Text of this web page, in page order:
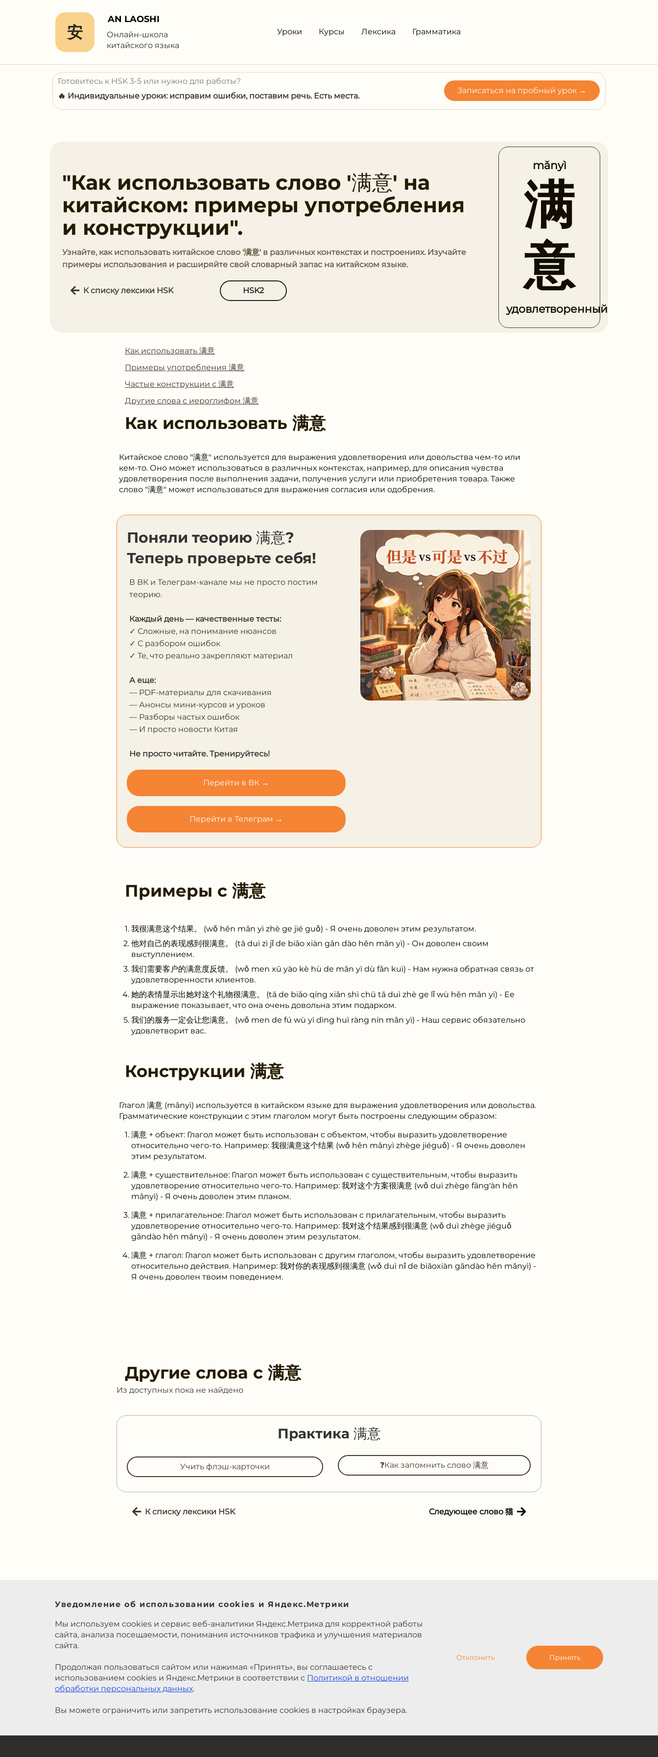
安
AN LAOSHI
Онлайн-школа
китайского языка
Уроки Курсы Лексика Грамматика
Готовитесь к HSK 3-5 или нужно для работы?
🔥 Индивидуальные уроки: исправим ошибки, поставим речь. Есть места.
Записаться на пробный урок →
"Как использовать слово '满意' на
китайском: примеры употребления
и конструкции".
Узнайте, как использовать китайское слово '满意' в различных контекстах и построениях. Изучайте
примеры использования и расширяйте свой словарный запас на китайском языке.
К списку лексики HSK HSK2
mǎnyì
满
意
удовлетворенный
Как использовать 满意
Примеры употребления 满意
Частые конструкции с 满意
Другие слова с иероглифом 满意
Как использовать 满意
Китайское слово "满意" используется для выражения удовлетворения или довольства чем-то или
кем-то. Оно может использоваться в различных контекстах, например, для описания чувства
удовлетворения после выполнения задачи, получения услуги или приобретения товара. Также
слово "满意" может использоваться для выражения согласия или одобрения.
Поняли теорию 满意?
Теперь проверьте себя!
В ВК и Телеграм-канале мы не просто постим
теорию.
Каждый день — качественные тесты:
✓ Сложные, на понимание нюансов
✓ С разбором ошибок
✓ Те, что реально закрепляют материал
А еще:
— PDF-материалы для скачивания
— Анонсы мини-курсов и уроков
— Разборы частых ошибок
— И просто новости Китая
Не просто читайте. Тренируйтесь!
Перейти в ВК →
Перейти в Телеграм →
Примеры с 满意
我很满意这个结果。 (wǒ hěn mǎn yì zhè ge jié guǒ) - Я очень доволен этим результатом.
他对自己的表现感到很满意。 (tā duì zì jǐ de biǎo xiàn gǎn dào hěn mǎn yì) - Он доволен своим
выступлением.
我们需要客户的满意度反馈。 (wǒ men xū yào kè hù de mǎn yì dù fǎn kuì) - Нам нужна обратная связь от
удовлетворенности клиентов.
她的表情显示出她对这个礼物很满意。 (tā de biǎo qíng xiǎn shì chū tā duì zhè ge lǐ wù hěn mǎn yì) - Ее
выражение показывает, что она очень довольна этим подарком.
我们的服务一定会让您满意。 (wǒ men de fú wù yī dìng huì ràng nín mǎn yì) - Наш сервис обязательно
удовлетворит вас.
Конструкции 满意
Глагол 满意 (mǎnyì) используется в китайском языке для выражения удовлетворения или довольства.
Грамматические конструкции с этим глаголом могут быть построены следующим образом:
满意 + объект: Глагол может быть использован с объектом, чтобы выразить удовлетворение
относительно чего-то. Например: 我很满意这个结果 (wǒ hěn mǎnyì zhège jiéguǒ) - Я очень доволен
этим результатом.
满意 + существительное: Глагол может быть использован с существительным, чтобы выразить
удовлетворение относительно чего-то. Например: 我对这个方案很满意 (wǒ duì zhège fāng'àn hěn
mǎnyì) - Я очень доволен этим планом.
满意 + прилагательное: Глагол может быть использован с прилагательным, чтобы выразить
удовлетворение относительно чего-то. Например: 我对这个结果感到很满意 (wǒ duì zhège jiéguǒ
gǎndào hěn mǎnyì) - Я очень доволен этим результатом.
满意 + глагол: Глагол может быть использован с другим глаголом, чтобы выразить удовлетворение
относительно действия. Например: 我对你的表现感到很满意 (wǒ duì nǐ de biǎoxiàn gǎndào hěn mǎnyì) -
Я очень доволен твоим поведением.
Другие слова с 满意
Из доступных пока не найдено
Практика 满意
Учить флэш-карточки ❓Как запомнить слово 满意
К списку лексики HSK Следующее слово 猫
Уведомление об использовании cookies и Яндекс.Метрики
Мы используем cookies и сервис веб-аналитики Яндекс.Метрика для корректной работы
сайта, анализа посещаемости, понимания источников трафика и улучшения материалов
сайта.
Продолжая пользоваться сайтом или нажимая «Принять», вы соглашаетесь с
использованием cookies и Яндекс.Метрики в соответствии с Политикой в отношении
обработки персональных данных.
Вы можете ограничить или запретить использование cookies в настройках браузера.
Отклонить Принять